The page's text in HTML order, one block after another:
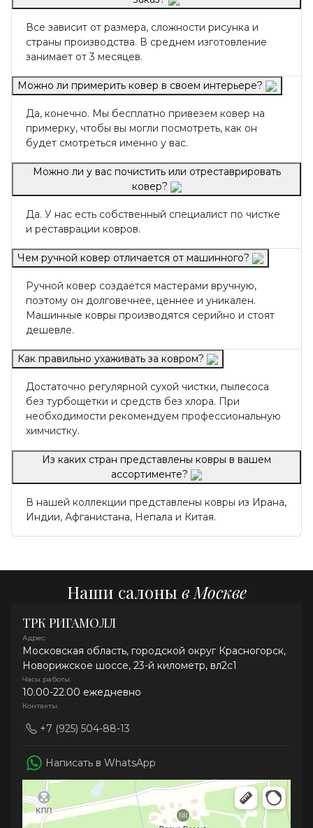
Все зависит от размера, сложности рисунка и
страны производства. В среднем изготовление
занимает от 3 месяцев.
Можно ли примерить ковер в своем интерьере?
Да, конечно. Мы бесплатно привезем ковер на
примерку, чтобы вы могли посмотреть, как он
будет смотреться именно у вас.
Можно ли у вас почистить или отреставрировать
ковер?
Да. У нас есть собственный специалист по чистке
и реставрации ковров.
Чем ручной ковер отличается от машинного?
Ручной ковер создается мастерами вручную,
поэтому он долговечнее, ценнее и уникален.
Машинные ковры производятся серийно и стоят
дешевле.
Как правильно ухаживать за ковром?
Достаточно регулярной сухой чистки, пылесоса
без турбощетки и средств без хлора. При
необходимости рекомендуем профессиональную
химчистку.
Из каких стран представлены ковры в вашем
ассортименте?
В нашей коллекции представлены ковры из Ирана,
Индии, Афганистана, Непала и Китая.
Наши салоны в Москве
ТРК РИГАМОЛЛ
Адрес:
Московская область, городской округ Красногорск,
Новорижское шоссе, 23-й километр, вл2с1
Часы работы:
10.00-22.00 ежедневно
Контакты:
+7 (925) 504-88-13
Написать в WhatsApp